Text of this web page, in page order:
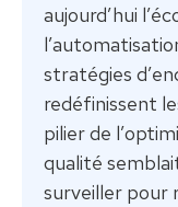
aujourd’hui
stratégies
redéfinissent
pilier de
qualité
surveiller pour